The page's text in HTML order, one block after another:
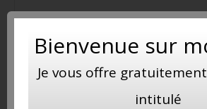
Bienvenue sur
Je vous offre
intitulé